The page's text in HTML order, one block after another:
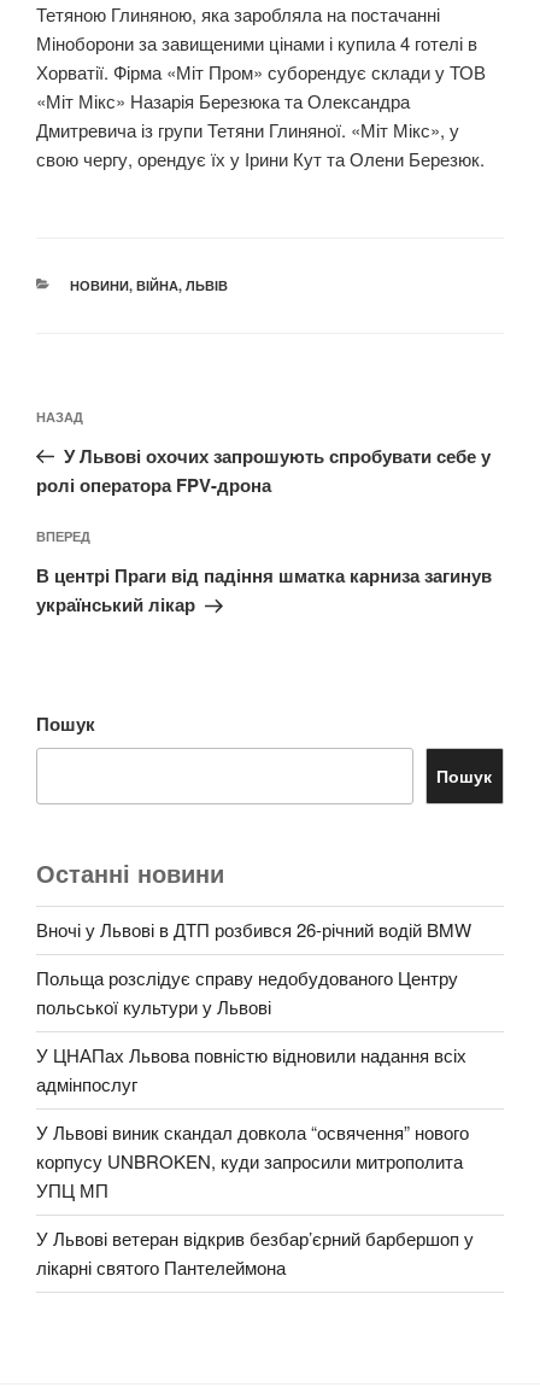
Тетяною Глиняною, яка заробляла на постачанні
Міноборони за завищеними цінами і купила 4 готелі в
Хорватії. Фірма «Міт Пром» суборендує склади у ТОВ
«Міт Мікс» Назарія Березюка та Олександра
Дмитревича із групи Тетяни Глиняної. «Міт Мікс», у
свою чергу, орендує їх у Ірини Кут та Олени Березюк.
КАТЕГОРІЇ
НОВИНИ, ВІЙНА, ЛЬВІВ
записів
Попередній
запис:
НАЗАД
У Львові охочих запрошують спробувати себе у
ролі оператора FPV-дрона
Наступний
запис
ВПЕРЕД
В центрі Праги від падіння шматка карниза загинув
український лікар
Пошук
Пошук
Останні новини
Вночі у Львові в ДТП розбився 26-річний водій BMW
Польща розслідує справу недобудованого Центру
польської культури у Львові
У ЦНАПах Львова повністю відновили надання всіх
адмінпослуг
У Львові виник скандал довкола “освячення” нового
корпусу UNBROKEN, куди запросили митрополита
УПЦ МП
У Львові ветеран відкрив безбар’єрний барбершоп у
лікарні святого Пантелеймона